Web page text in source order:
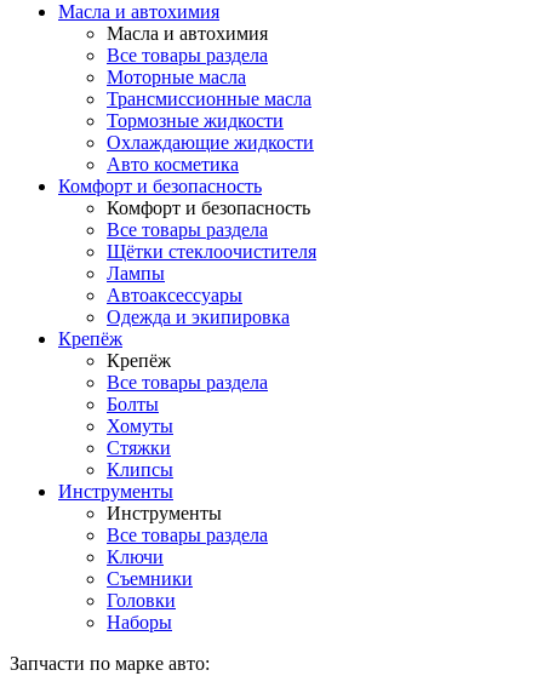
Масла и автохимия
Масла и автохимия
Все товары раздела
Моторные масла
Трансмиссионные масла
Тормозные жидкости
Охлаждающие жидкости
Авто косметика
Комфорт и безопасность
Комфорт и безопасность
Все товары раздела
Щётки стеклоочистителя
Лампы
Автоаксессуары
Одежда и экипировка
Крепёж
Крепёж
Все товары раздела
Болты
Хомуты
Стяжки
Клипсы
Инструменты
Инструменты
Все товары раздела
Ключи
Съемники
Головки
Наборы
Запчасти по марке авто: